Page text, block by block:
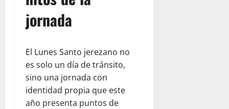
jornada
El Lunes Santo jerezano no
es solo un día de tránsito,
sino una jornada con
identidad propia que este
año presenta puntos de